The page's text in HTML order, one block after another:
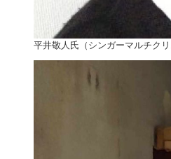
平井敬人氏（シンガーマルチク